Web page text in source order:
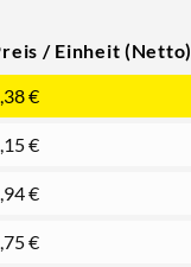
/ Einheit (Netto)
€
€
€
€